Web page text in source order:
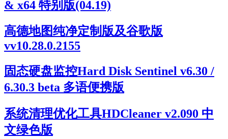
& x64 特别版(04.19)
高德地图纯净定制版及谷歌版
vv10.28.0.2155
固态硬盘监控Hard Disk Sentinel v6.30 /
6.30.3 beta 多语便携版
系统清理优化工具HDCleaner v2.090 中
文绿色版